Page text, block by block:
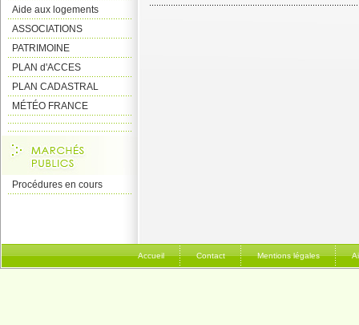
Aide aux logements
ASSOCIATIONS
PATRIMOINE
PLAN d'ACCES
PLAN CADASTRAL
MÉTÉO FRANCE
Procédures en cours
Accueil Contact Mentions légales